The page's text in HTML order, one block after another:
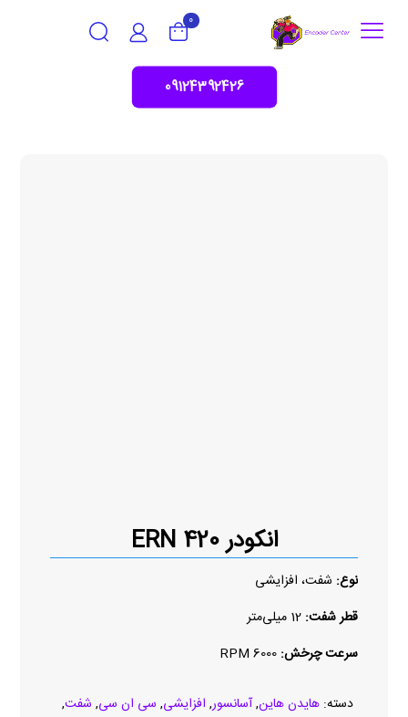
0
09124392426
انکودر ERN 420
نوع: شفت، افزایشی
قطر شفت:12 میلی‌متر
سرعت چرخش:6000 RPM
دسته:هایدن هاین,آسانسور, افزایشی, سی ان سی, شفت,